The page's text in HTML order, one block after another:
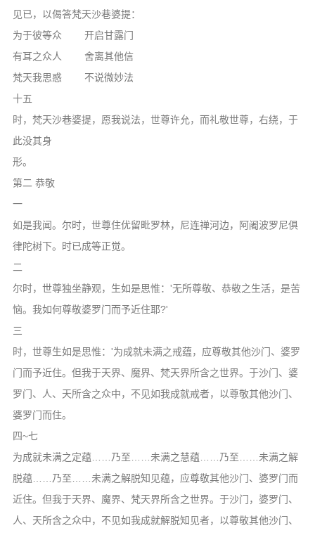
见已，以偈答梵天沙巷婆提：
为于彼等众 开启甘露门
有耳之众人 舍离其他信
梵天我思惑 不说微妙法
十五
时，梵天沙巷婆提，愿我说法，世尊许允，而礼敬世尊，右绕，于
此没其身
形。
第二 恭敬
一
如是我闻。尔时，世尊住优留毗罗林，尼连禅河边，阿阇波罗尼俱
律陀树下。时已成等正觉。
二
尔时，世尊独坐静观，生如是思惟：'无所尊敬、恭敬之生活，是苦
恼。我如何尊敬婆罗门而予近住耶?'
三
时，世尊生如是思惟：'为成就未满之戒蕴，应尊敬其他沙门、婆罗
门而予近住。但我于天界、魔界、梵天界所含之世界。于沙门、婆
罗门、人、天所含之众中，不见如我成就戒者，以尊敬其他沙门、
婆罗门而住。
四~七
为成就未满之定蕴……乃至……未满之慧蕴……乃至……未满之解
脱蕴……乃至……未满之解脱知见蕴，应尊敬其他沙门、婆罗门而
近住。但我于天界、魔界、梵天界所含之世界。于沙门，婆罗门、
人、天所含之众中，不见如我成就解脱知见者，以尊敬其他沙门、